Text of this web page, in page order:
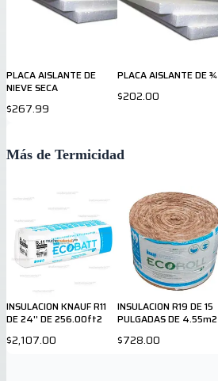
PLACA AISLANTE DE
NIEVE SECA
$267.99
PLACA AISLANTE DE ¾
$202.00
Más de Termicidad
INSULACION KNAUF R11
DE 24'' DE 256.00ft2
$2,107.00
INSULACION R19 DE 15
PULGADAS DE 4.55m2
$728.00